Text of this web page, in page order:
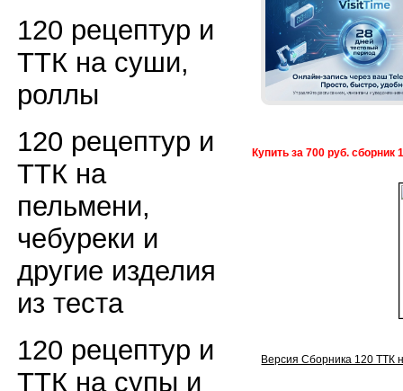
120 рецептур и
ТТК на суши,
роллы
120 рецептур и
ТТК на
пельмени,
чебуреки и
другие изделия
из теста
120 рецептур и
ТТК на супы и
Купить за 700 руб.
Версия Сборника 120 ТТК